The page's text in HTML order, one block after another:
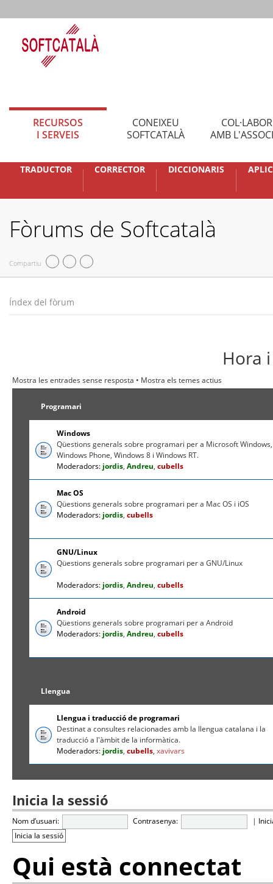
RECURSOS
I SERVEIS
CONEIXEU
SOFTCATALÀ
AMB
TRADUCTOR CORRECTOR DICCIONARIS
Fòrums de Softcatalà
Compartiu
Índex del fòrum
Hora
Mostra les entrades sense resposta • Mostra els temes actius
Programari
Windows
Qüestions generals sobre programari per a Microsoft Windows,
Windows Phone, Windows 8 i Windows RT.
Moderadors: jordis,Andreu,cubells
Mac OS
Qüestions generals sobre programari per a Mac OS i iOS
Moderadors: jordis,cubells
GNU/Linux
Qüestions generals sobre programari per a GNU/Linux
Moderadors: jordis,Andreu,cubells
Android
Qüestions generals sobre programari per a Android
Moderadors: jordis,Andreu,cubells
Llengua
Llengua i traducció de programari
Destinat a consultes relacionades amb la llengua catalana i la
traducció a l'àmbit de la informàtica.
Moderadors: jordis,cubells,xavivars
Inicia la sessió
Nom d’usuari: Contrasenya: |
Qui està connectat